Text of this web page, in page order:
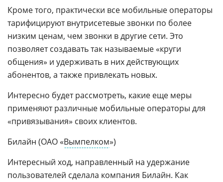
Кроме того, практически все мобильные операторы
тарифицируют внутрисетевые звонки по более
низким ценам, чем звонки в другие сети. Это
позволяет создавать так называемые «круги
общения» и удерживать в них действующих
абонентов, а также привлекать новых.
Интересно будет рассмотреть, какие еще меры
применяют различные мобильные операторы для
«привязывания» своих клиентов.
Билайн (ОАО «Вымпелком»)
Интересный ход, направленный на удержание
пользователей сделала компания Билайн. Как